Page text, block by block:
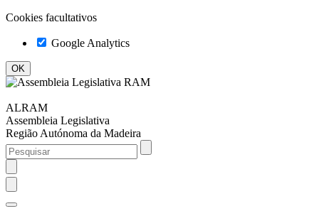
Cookies facultativos
Google Analytics
ALRAM
Assembleia Legislativa
Região Autónoma da Madeira